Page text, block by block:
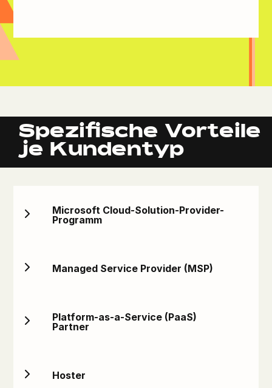
Spezifische Vorteile
je Kundentyp
Microsoft Cloud-Solution-Provider-
Programm
Managed Service Provider (MSP)
Platform-as-a-Service (PaaS)
Partner
Hoster